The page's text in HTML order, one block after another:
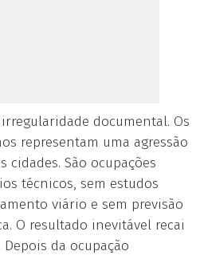
documental. Os
representam uma agressão
cidades. São ocupações
técnicos, sem estudos
viário e sem previsão
O resultado inevitável recai
da ocupação